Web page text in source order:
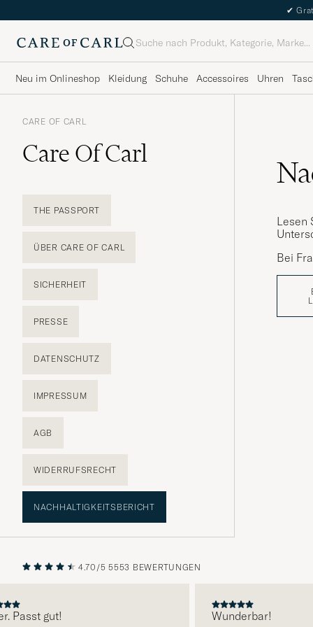
✔
Suche
Neu im Onlineshop Kleidung Schuhe Accessoires Uhren
CARE OF CARL
Care Of Carl
THE PASSPORT
ÜBER CARE OF CARL
SICHERHEIT
PRESSE
DATENSCHUTZ
IMPRESSUM
AGB
WIDERRUFSRECHT
NACHHALTIGKEITSBERICHT
Lesen
Bei
VORHERIGE
4.70/5 5553 BEWERTUNGEN
Passt gut! Wunderbar!